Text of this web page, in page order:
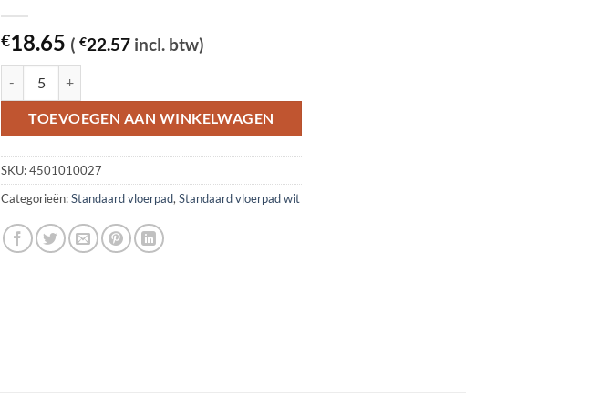
€18.65 ( €22.57 incl. btw)
TOEVOEGEN AAN WINKELWAGEN
SKU:4501010027
Categorieën:Standaard vloerpad, Standaard vloerpad wit